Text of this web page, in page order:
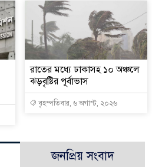
রাতের মধ্যে ঢাকাসহ ১০ অঞ্চলে
ঝড়বৃষ্টির পূর্বাভাস
বৃহস্পতিবার, ৬ অগাস্ট, ২০২৬
জনপ্রিয় সংবাদ